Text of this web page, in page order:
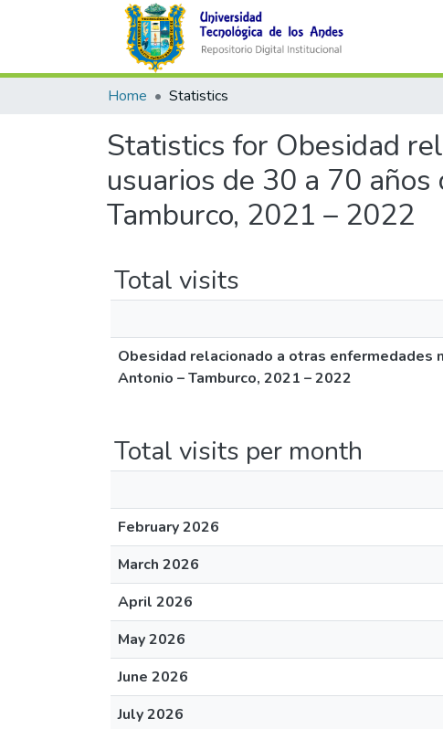
Home Statistics
Statistics for Obesidad
usuarios de 30 a 70
Tamburco, 2021 – 2022
Total visits
Obesidad relacionado a otras enfermedades
Antonio – Tamburco, 2021 – 2022
Total visits per month
February 2026
March 2026
April 2026
May 2026
June 2026
July 2026